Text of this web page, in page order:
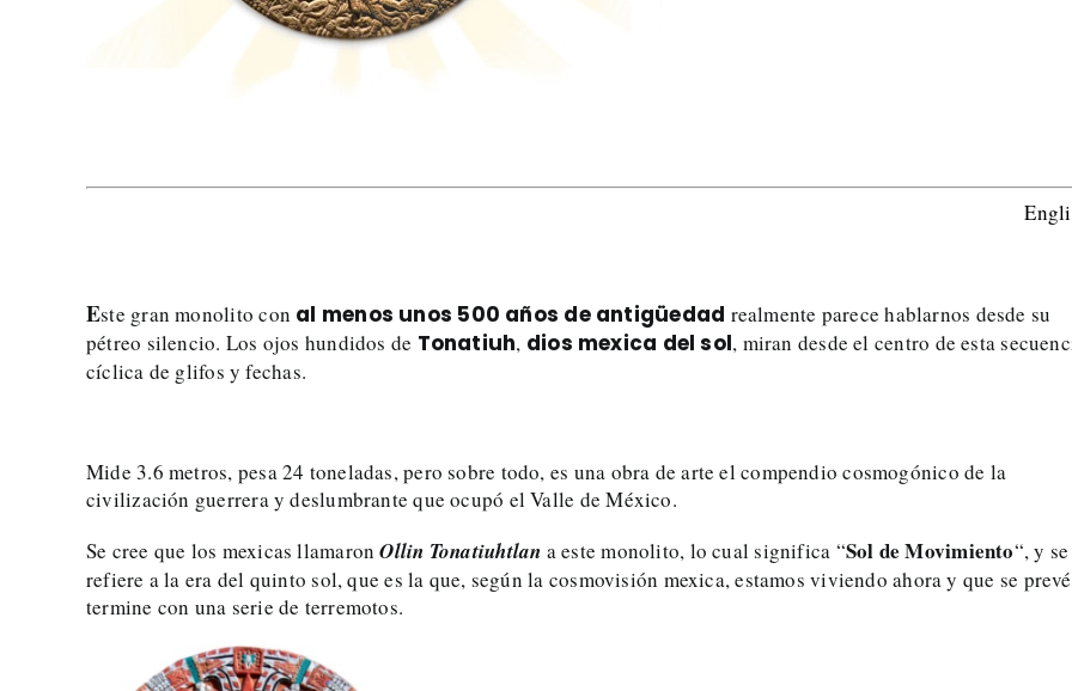
Este gran monolito con al menos unos 500 años de antigüedad realmente parece hablarnos desde su
pétreo silencio. Los ojos hundidos de Tonatiuh, dios mexica del sol, miran desde el centro de esta
cíclica de glifos y fechas.
Mide 3.6 metros, pesa 24 toneladas, pero sobre todo, es una obra de arte el compendio cosmogónico de la
civilización guerrera y deslumbrante que ocupó el Valle de México.
Se cree que los mexicas llamaronOllin Tonatiuhtlan a este monolito, lo cual significa “Sol de Movimiento“, y se
refiere a la era del quinto sol, que es la que, según la cosmovisión mexica, estamos viviendo ahora y que se prevé
termine con una serie de terremotos.